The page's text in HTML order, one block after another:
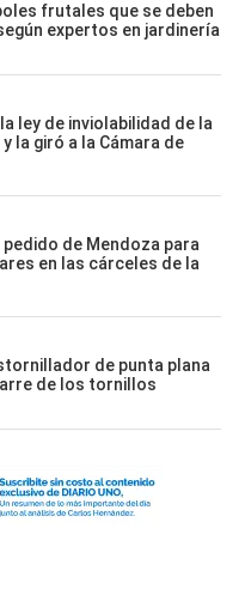
frutales que se deben
expertos en jardinería
ley de inviolabilidad de la
la giró a la Cámara de
pedido de Mendoza para
en las cárceles de la
de punta plana
de los tornillos